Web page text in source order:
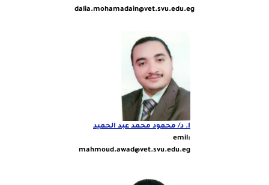
dalia.mohamadain@vet.svu.edu.eg
ا.د/ محمود محمد عبد الحميد
:emil
mahmoud.awad@vet.svu.edu.eg